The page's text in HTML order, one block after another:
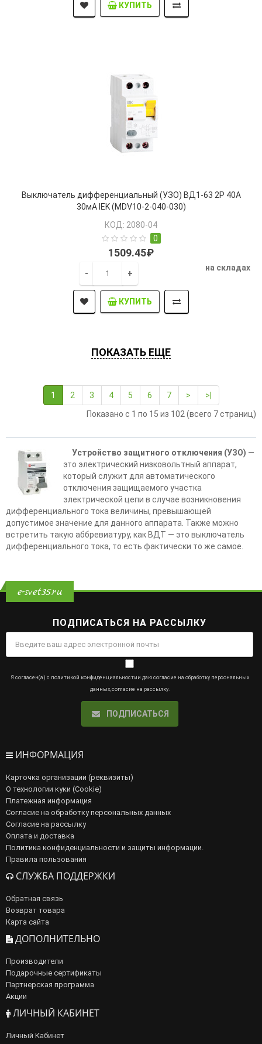
КУПИТЬ
Выключатель дифференциальный (УЗО) ВД1-63 2Р 40А
30мА IEK (MDV10-2-040-030)
КОД: 2080-04
0
1509.45₽
- +
на складах
КУПИТЬ
ПОКАЗАТЬ ЕЩЕ
1 2 3 4 5 6 7 >
>|
Показано с 1 по 15 из 102 (всего 7 страниц)
Устройство защитного отключения (УЗО) —
это электрический низковольтный аппарат,
который служит для автоматического
отключения защищаемого участка
электрической цепи в случае возникновения
дифференциального тока величины, превышающей
допустимое значение для данного аппарата. Также можно
встретить такую аббревиатуру, как ВДТ — это выключатель
дифференциального тока, то есть фактически то же самое.
e-svet35.ru
ПОДПИСАТЬСЯ НА РАССЫЛКУ
Я согласен(а) с политикой конфиденциальности и даю согласие на обработку персональных
данных, согласие на рассылку.
ПОДПИСАТЬСЯ
ИНФОРМАЦИЯ
Карточка организации (реквизиты)
О технологии куки (Cookie)
Платежная информация
Согласие на обработку персональных данных
Согласие на рассылку
Оплата и доставка
Политика конфиденциальности и защиты информации.
Правила пользования
СЛУЖБА ПОДДЕРЖКИ
Обратная связь
Возврат товара
Карта сайта
ДОПОЛНИТЕЛЬНО
Производители
Подарочные сертификаты
Партнерская программа
Акции
ЛИЧНЫЙ КАБИНЕТ
Личный Кабинет